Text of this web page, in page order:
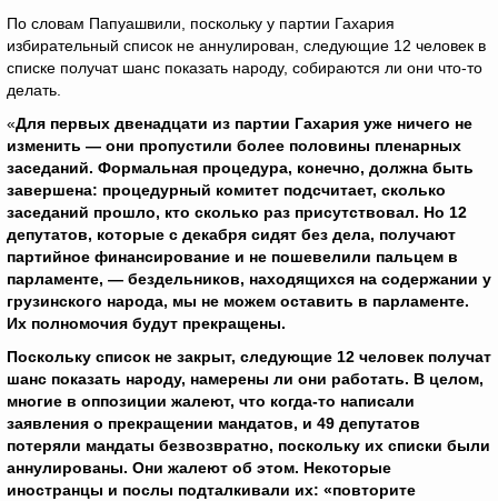
По словам Папуашвили, поскольку у партии Гахария
избирательный список не аннулирован, следующие 12 человек в
списке получат шанс показать народу, собираются ли они что-то
делать.
«Для первых двенадцати из партии Гахария уже ничего не
изменить — они пропустили более половины пленарных
заседаний. Формальная процедура, конечно, должна быть
завершена: процедурный комитет подсчитает, сколько
заседаний прошло, кто сколько раз присутствовал. Но 12
депутатов, которые с декабря сидят без дела, получают
партийное финансирование и не пошевелили пальцем в
парламенте, — бездельников, находящихся на содержании у
грузинского народа, мы не можем оставить в парламенте.
Их полномочия будут прекращены.
Поскольку список не закрыт, следующие 12 человек получат
шанс показать народу, намерены ли они работать. В целом,
многие в оппозиции жалеют, что когда-то написали
заявления о прекращении мандатов, и 49 депутатов
потеряли мандаты безвозвратно, поскольку их списки были
аннулированы. Они жалеют об этом. Некоторые
иностранцы и послы подталкивали их: «повторите